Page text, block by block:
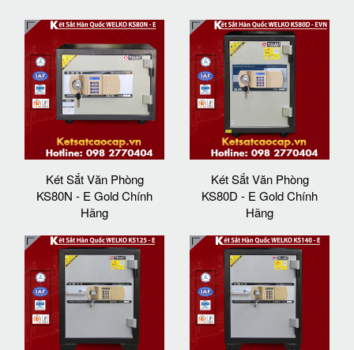
Két Sắt Văn Phòng
KS80N - E Gold Chính
Hãng
Két Sắt Văn Phòng
KS80D - E Gold Chính
Hãng